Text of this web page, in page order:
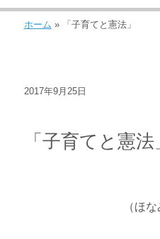
ホーム » 「子育てと憲法」
2017年9月25日
「子育てと憲法
（ほ